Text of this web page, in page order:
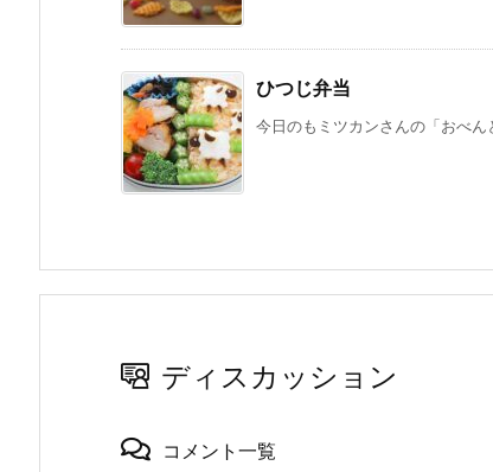
ひつじ弁当
今日のもミツカンさんの「おべ
ディスカッション
コメント一覧